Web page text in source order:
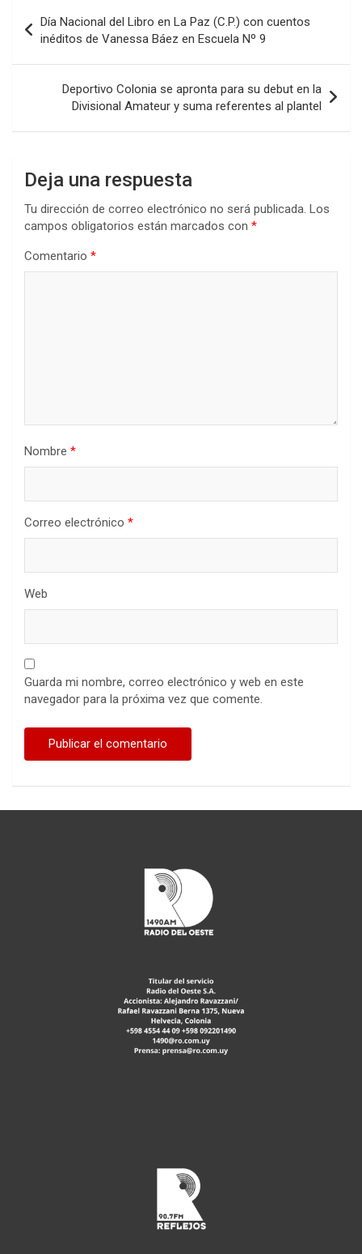
o
o
k
A
p
p
n
ar
tir
de
entradas
Día Nacional del Libro en La Paz (C.P.) con cuentos
inéditos de Vanessa Báez en Escuela Nº 9
Deportivo Colonia se apronta para su debut en la
Divisional Amateur y suma referentes al plantel
Deja una respuesta
Tu dirección de correo electrónico no será publicada. Los
campos obligatorios están marcados con *
Comentario *
Nombre *
Correo electrónico *
Web
Guarda mi nombre, correo electrónico y web en este
navegador para la próxima vez que comente.